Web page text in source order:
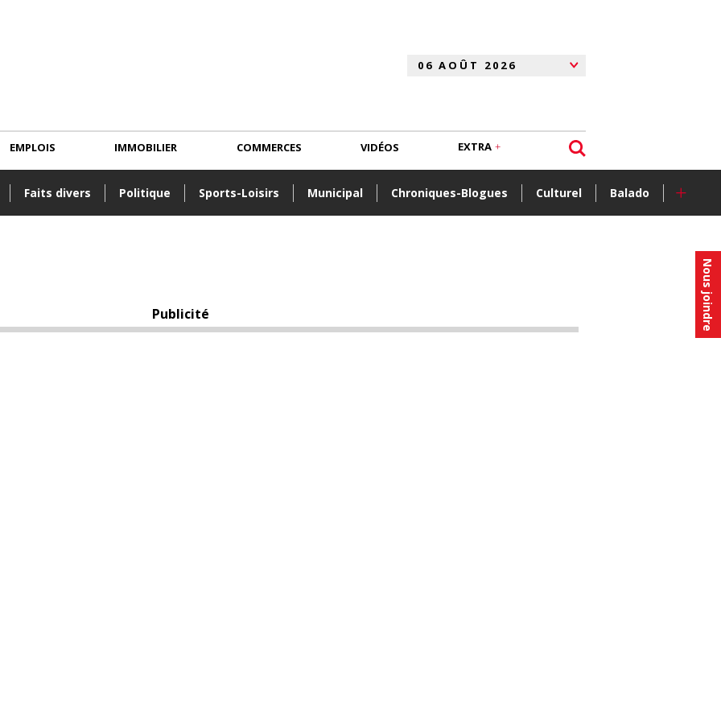
Nous joindre
Faits divers Politique Sports-Loisirs Municipal Chroniques-Blogues Culturel Balado +
EMPLOIS IMMOBILIER COMMERCES VIDÉOS EXTRA
Publicité